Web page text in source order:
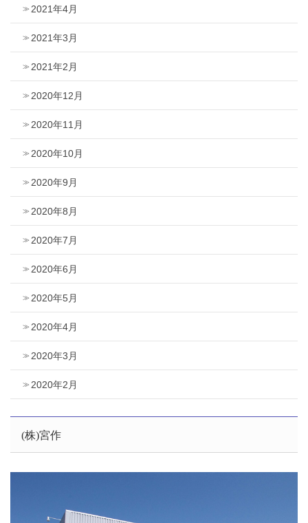
2021年4月
2021年3月
2021年2月
2020年12月
2020年11月
2020年10月
2020年9月
2020年8月
2020年7月
2020年6月
2020年5月
2020年4月
2020年3月
2020年2月
(株)宮作